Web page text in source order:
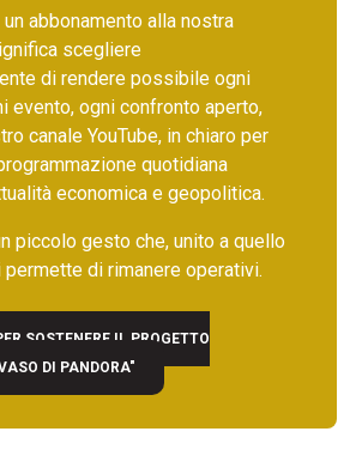
abbonamento alla nostra
scegliere
di rendere possibile ogni
evento, ogni confronto aperto,
canale YouTube, in chiaro per
quotidiana
economica e geopolitica.
piccolo gesto che, unito a quello
di rimanere operativi.
SOSTENERE IL PROGETTO
DI PANDORA"